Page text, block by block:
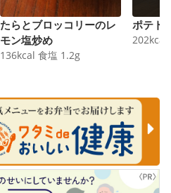
たらとブロッコリーのレ
モン塩炒め
136kcal 食塩 1.2g
ポテト
202kcal